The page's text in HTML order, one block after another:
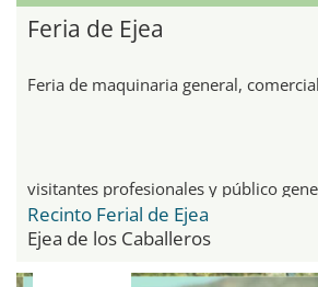
Feria de Ejea
Feria de maquinaria general,
visitantes profesionales y público
Recinto Ferial de Ejea
Ejea de los Caballeros